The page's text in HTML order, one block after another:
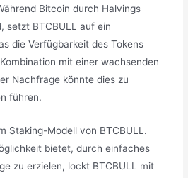
Bitcoin durch Halvings
setzt BTCBULL auf ein
die Verfügbarkeit des Tokens
mit einer wachsenden
Nachfrage könnte dies zu
führen.
Staking-Modell von BTCBULL.
bietet, durch einfaches
zu erzielen, lockt BTCBULL mit